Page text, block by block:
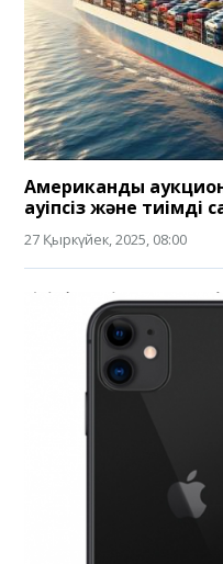
Американдық
қауіпсіз және
27 Қыркүйек, 2025, 08:00